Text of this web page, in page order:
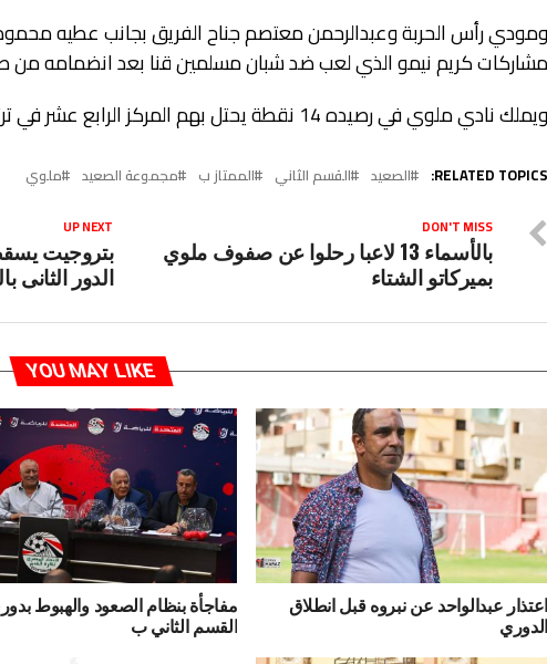
ومودي رأس الحربة وعبدالرحمن معتصم جناح الفريق بجانب عطيه محمود
مشاركات كريم نيمو الذي لعب ضد شبان مسلمين قنا بعد انضمامه
ويملك نادي ملوي في رصيده 14 نقطة يحتل بهم المركز الرابع عشر في ترتيب مجموعة الصعيد هذا الموسم.
RELATED TOPICS: الصعيد القسم الثاني الممتاز ب مجموعة الصعيد ملوي
UP NEXT
بتروجيت يسقط
الدور الثانى
DON'T MISS
بالأسماء 13 لاعبا رحلوا عن صفوف ملوي
بميركاتو الشتاء
YOU MAY LIKE
اعتذار عبدالواحد عن نبروه قبل انطلاق
الدوري
مفاجأة بنظام الصعود والهبوط
القسم الثاني ب